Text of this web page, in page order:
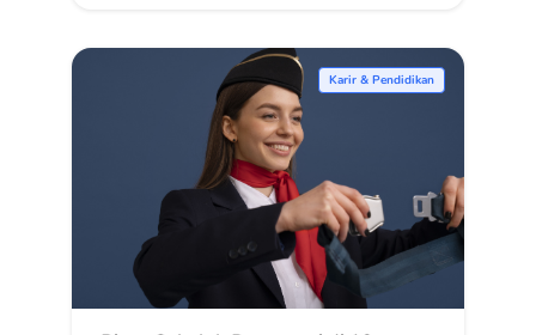
Karir & Pendidikan